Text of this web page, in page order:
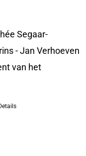
Segaar-
- Jan Verhoeven
van het